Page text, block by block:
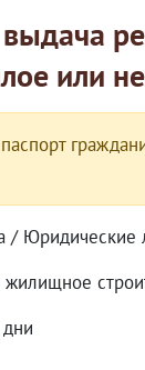
или
/ Юридические